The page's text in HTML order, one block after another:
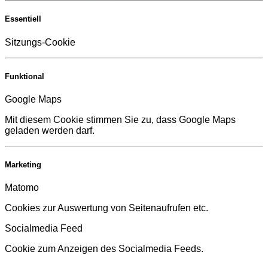
Essentiell
Sitzungs-Cookie
Funktional
Google Maps
Mit diesem Cookie stimmen Sie zu, dass Google Maps
geladen werden darf.
Marketing
Matomo
Cookies zur Auswertung von Seitenaufrufen etc.
Socialmedia Feed
Cookie zum Anzeigen des Socialmedia Feeds.